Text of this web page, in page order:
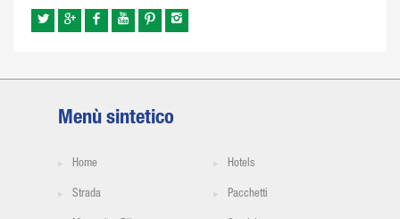
Menù sintetico
Home Hotels
Strada Pacchetti